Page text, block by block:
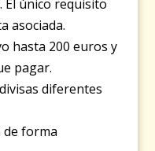
El único requisito
asociada.
hasta 200 euros y
pagar.
diferentes
de forma